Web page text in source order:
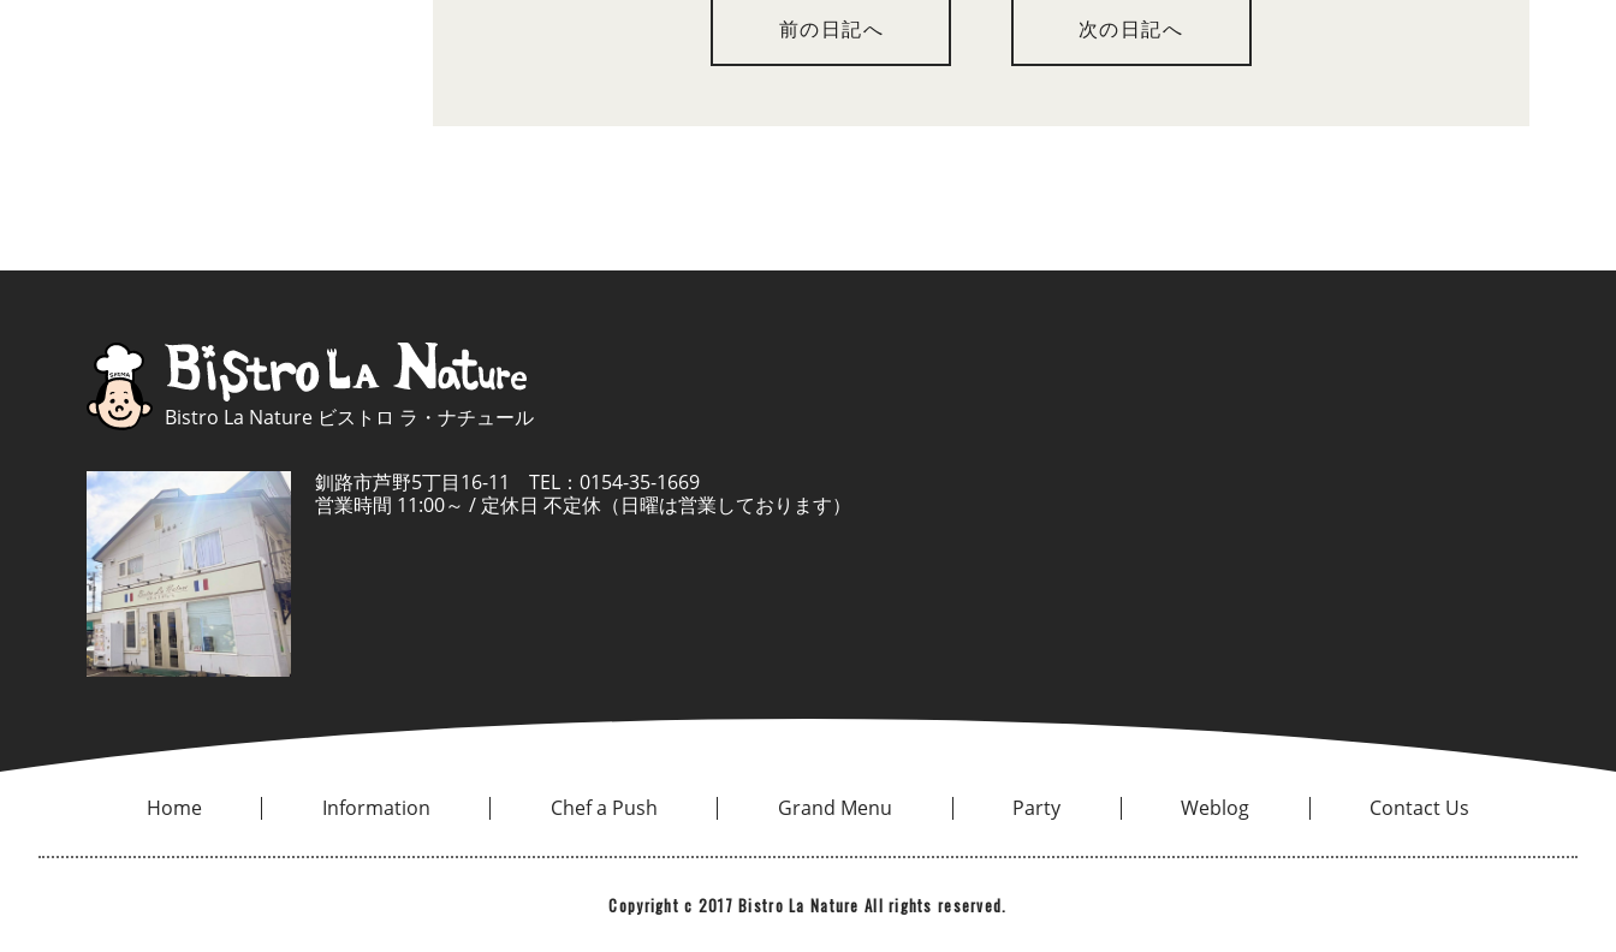
前の日記へ 次の日記へ
Bistro La Nature ビストロ ラ・ナチュール
釧路市芦野5丁目16-11 TEL：0154-35-1669
営業時間 11:00～ / 定休日 不定休（日曜は営業しております）
Home Information Chef a Push Grand Menu Party Weblog Contact Us
Copyright c 2017 Bistro La Nature All rights reserved.